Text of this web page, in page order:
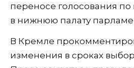
переносе голосования по
в нижнюю палату
В Кремле
изменения в сроках